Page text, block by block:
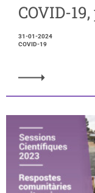
COVID-
31-01-2024
COVID-19